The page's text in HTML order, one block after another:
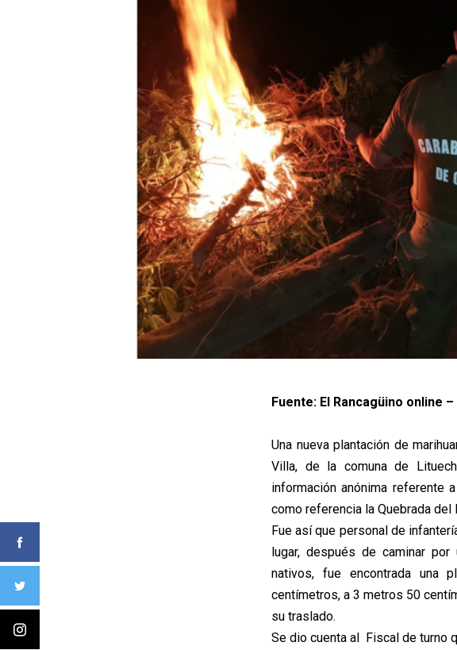
Fuente: El Rancagüino online
Una nueva plantación de
Villa, de la comuna de
información anónima referente
como referencia la Quebrada del
Fue así que personal de
lugar, después de caminar
nativos, fue encontrada una
centímetros, a 3 metros 50
su traslado.
Se dio cuenta al Fiscal de turno